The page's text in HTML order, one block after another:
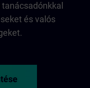
és valós